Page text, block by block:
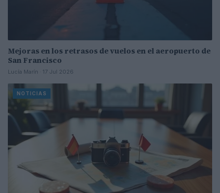
Mejoras en los retrasos de vuelos en el aeropuerto de
San Francisco
Lucía Marín · 17 Jul 2026
NOTICIAS